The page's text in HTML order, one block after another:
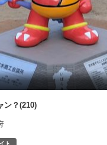
ン？(210)
ト